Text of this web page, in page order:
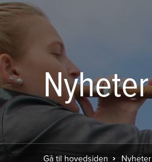
Nyheter
Gå til hovedsiden Nyheter